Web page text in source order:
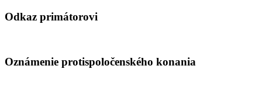
Odkaz primátorovi
Oznámenie protispoločenského konania